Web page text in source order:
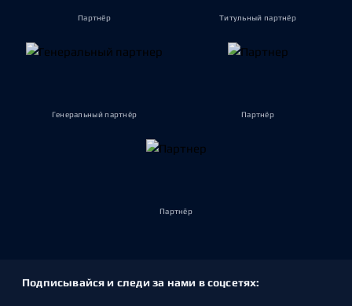
Партнёр Титульный партнёр
Генеральный партнёр Партнёр
Партнёр
Подписывайся и следи за нами в соцсетях: